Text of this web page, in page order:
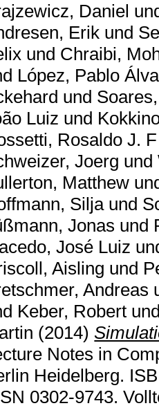
Daniel
Erik und
und Chraibi,
López, Pablo
und
Luiz und
Rosaldo J. F
Joerg und
Matthew
Siljaund
Jonas und
José Luiz
Aisling und
Andreas
Keber, Robert
(2014)
Notes in
Heidelberg.
0302-9743.